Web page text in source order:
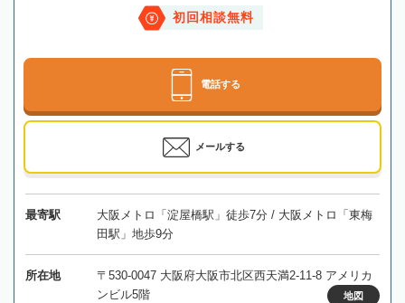
初回相談無料
電話する
メールする
最寄駅
大阪メトロ「淀屋橋駅」徒歩7分 / 大阪メトロ「東梅
田駅」地歩9分
所在地
〒530-0047 大阪府大阪市北区西天満2-11-8 アメリカ
ンビル5階
地図